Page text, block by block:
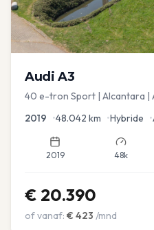
Audi A3
40 e-tron Sport | Alcantara |
2019 •48.042 km •Hybride •
2019 48k
€ 20.390
of vanaf: € 423 /mnd